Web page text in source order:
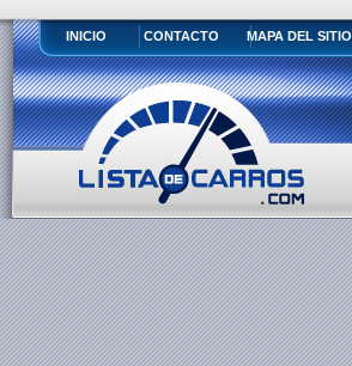
INICIO CONTACTO MAPA DEL SITIO